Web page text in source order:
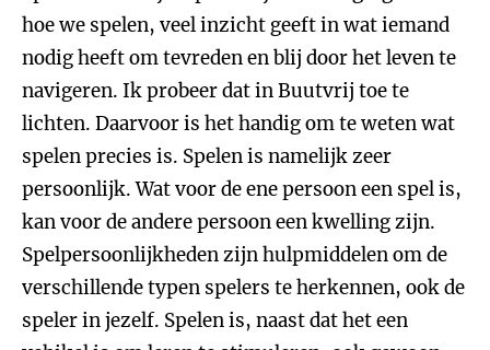
hoe we spelen, veel inzicht geeft in wat iemand
nodig heeft om tevreden en blij door het leven te
navigeren. Ik probeer dat in Buutvrij toe te
lichten. Daarvoor is het handig om te weten wat
spelen precies is. Spelen is namelijk zeer
persoonlijk. Wat voor de ene persoon een spel is,
kan voor de andere persoon een kwelling zijn.
Spelpersoonlijkheden zijn hulpmiddelen om de
verschillende typen spelers te herkennen, ook de
speler in jezelf. Spelen is, naast dat het een